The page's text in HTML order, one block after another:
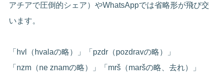
アチアで圧倒的シェア）やWhatsAppでは省略形が飛び交
います。
「hvl（hvalaの略）」「pzdr（pozdravの略）」
「nzm（ne znamの略）」「mrš（maršの略、去れ）」